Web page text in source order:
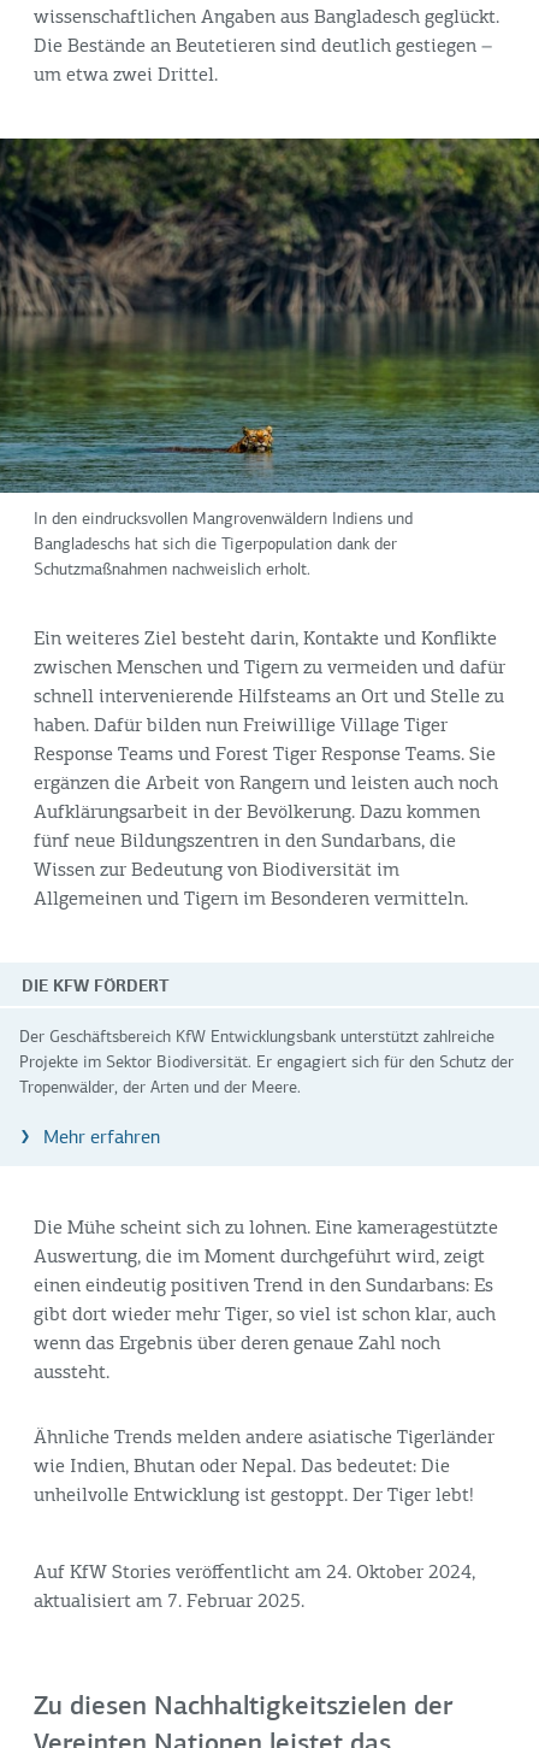
wissenschaftlichen Angaben aus Bangladesch geglückt.
Die Bestände an Beutetieren sind deutlich gestiegen –
um etwa zwei Drittel.
In den eindrucksvollen Mangrovenwäldern Indiens und
Bangladeschs hat sich die Tigerpopulation dank der
Schutzmaßnahmen nachweislich erholt.
Ein weiteres Ziel besteht darin, Kontakte und Konflikte
zwischen Menschen und Tigern zu vermeiden und dafür
schnell intervenierende Hilfsteams an Ort und Stelle zu
haben. Dafür bilden nun Freiwillige Village Tiger
Response Teams und Forest Tiger Response Teams. Sie
ergänzen die Arbeit von Rangern und leisten auch noch
Aufklärungsarbeit in der Bevölkerung. Dazu kommen
fünf neue Bildungszentren in den Sundarbans, die
Wissen zur Bedeutung von Biodiversität im
Allgemeinen und Tigern im Besonderen vermitteln.
DIE KFW FÖRDERT
Der Geschäftsbereich KfW Entwicklungsbank unterstützt zahlreiche
Projekte im Sektor Biodiversität. Er engagiert sich für den Schutz der
Tropenwälder, der Arten und der Meere.
Mehr erfahren
Die Mühe scheint sich zu lohnen. Eine kameragestützte
Auswertung, die im Moment durchgeführt wird, zeigt
einen eindeutig positiven Trend in den Sundarbans: Es
gibt dort wieder mehr Tiger, so viel ist schon klar, auch
wenn das Ergebnis über deren genaue Zahl noch
aussteht.
Ähnliche Trends melden andere asiatische Tigerländer
wie Indien, Bhutan oder Nepal. Das bedeutet: Die
unheilvolle Entwicklung ist gestoppt. Der Tiger lebt!
Auf KfW Stories veröffentlicht am 24. Oktober 2024,
aktualisiert am 7. Februar 2025.
Zu diesen Nachhaltigkeitszielen der